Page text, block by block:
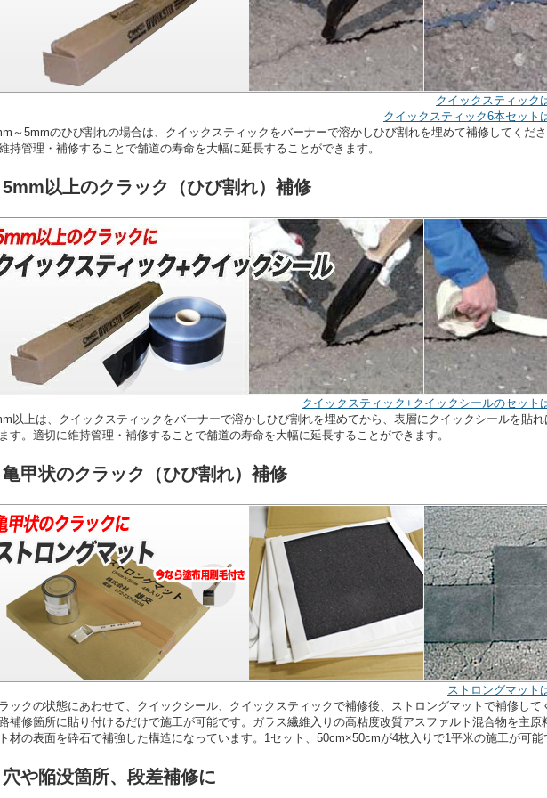
クイックスティック
クイックスティック6本セット
～5mmのひび割れの場合は、クイックスティックをバーナーで溶かしひび割れを埋めて補修してくだ
持管理・補修することで舗道の寿命を大幅に延長することができます。
以上のクラック（ひび割れ）補修
クイックスティック+クイックシールのセット
以上は、クイックスティックをバーナーで溶かしひび割れを埋めてから、表層にクイックシールを貼
す。適切に維持管理・補修することで舗道の寿命を大幅に延長することができます。
甲状のクラック（ひび割れ）補修
ストロングマット
ックの状態にあわせて、クイックシール、クイックスティックで補修後、ストロングマットで補修して
補修箇所に貼り付けるだけで施工が可能です。ガラス繊維入りの高粘度改質アスファルト混合物を主原
材の表面を砕石で補強した構造になっています。1セット、50cm×50cmが4枚入りで1平米の施工が可能
や陥没箇所、段差補修に